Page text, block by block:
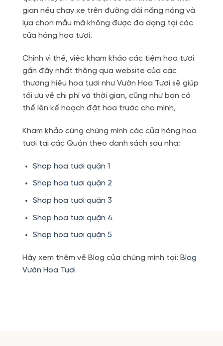
gian nếu chạy xe trên đường dài nắng nóng và
lựa chọn mẫu mã không được đa dạng tại các
cửa hàng hoa tươi.
Chính vì thế, việc kham khảo các tiệm hoa tươi
gần đây nhất thông qua website của các
thương hiệu hoa tươi như Vườn Hoa Tươi sẽ giúp
tối ưu về chi phí và thời gian, cũng như bạn có
thể lên kế hoạch đặt hoa trước cho mình,
Kham khảo cùng chúng mình các cửa hàng hoa
tươi tại các Quận theo danh sách sau nha:
Shop hoa tươi quận 1
Shop hoa tươi quận 2
Shop hoa tươi quận 3
Shop hoa tươi quận 4
Shop hoa tươi quận 5
Hãy xem thêm về Blog của chúng mình tại: Blog
Vườn Hoa Tươi